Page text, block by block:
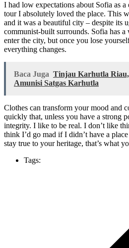
I had low expectations about Sofia as
tour I absolutely loved the place. This
and it was a beautiful city – despite its
communist-built surrounds. Sofia has a
enter the city, but once you lose
everything changes.
Baca Juga Tinjau Karhutla
Amunisi Satgas Karhutla
Clothes can transform your mood and
quickly that, unless you have a strong
integrity. I like to be real. I don’t like
think I’d go mad if I didn’t have a
stay true to your heritage, that’s what
Tags: